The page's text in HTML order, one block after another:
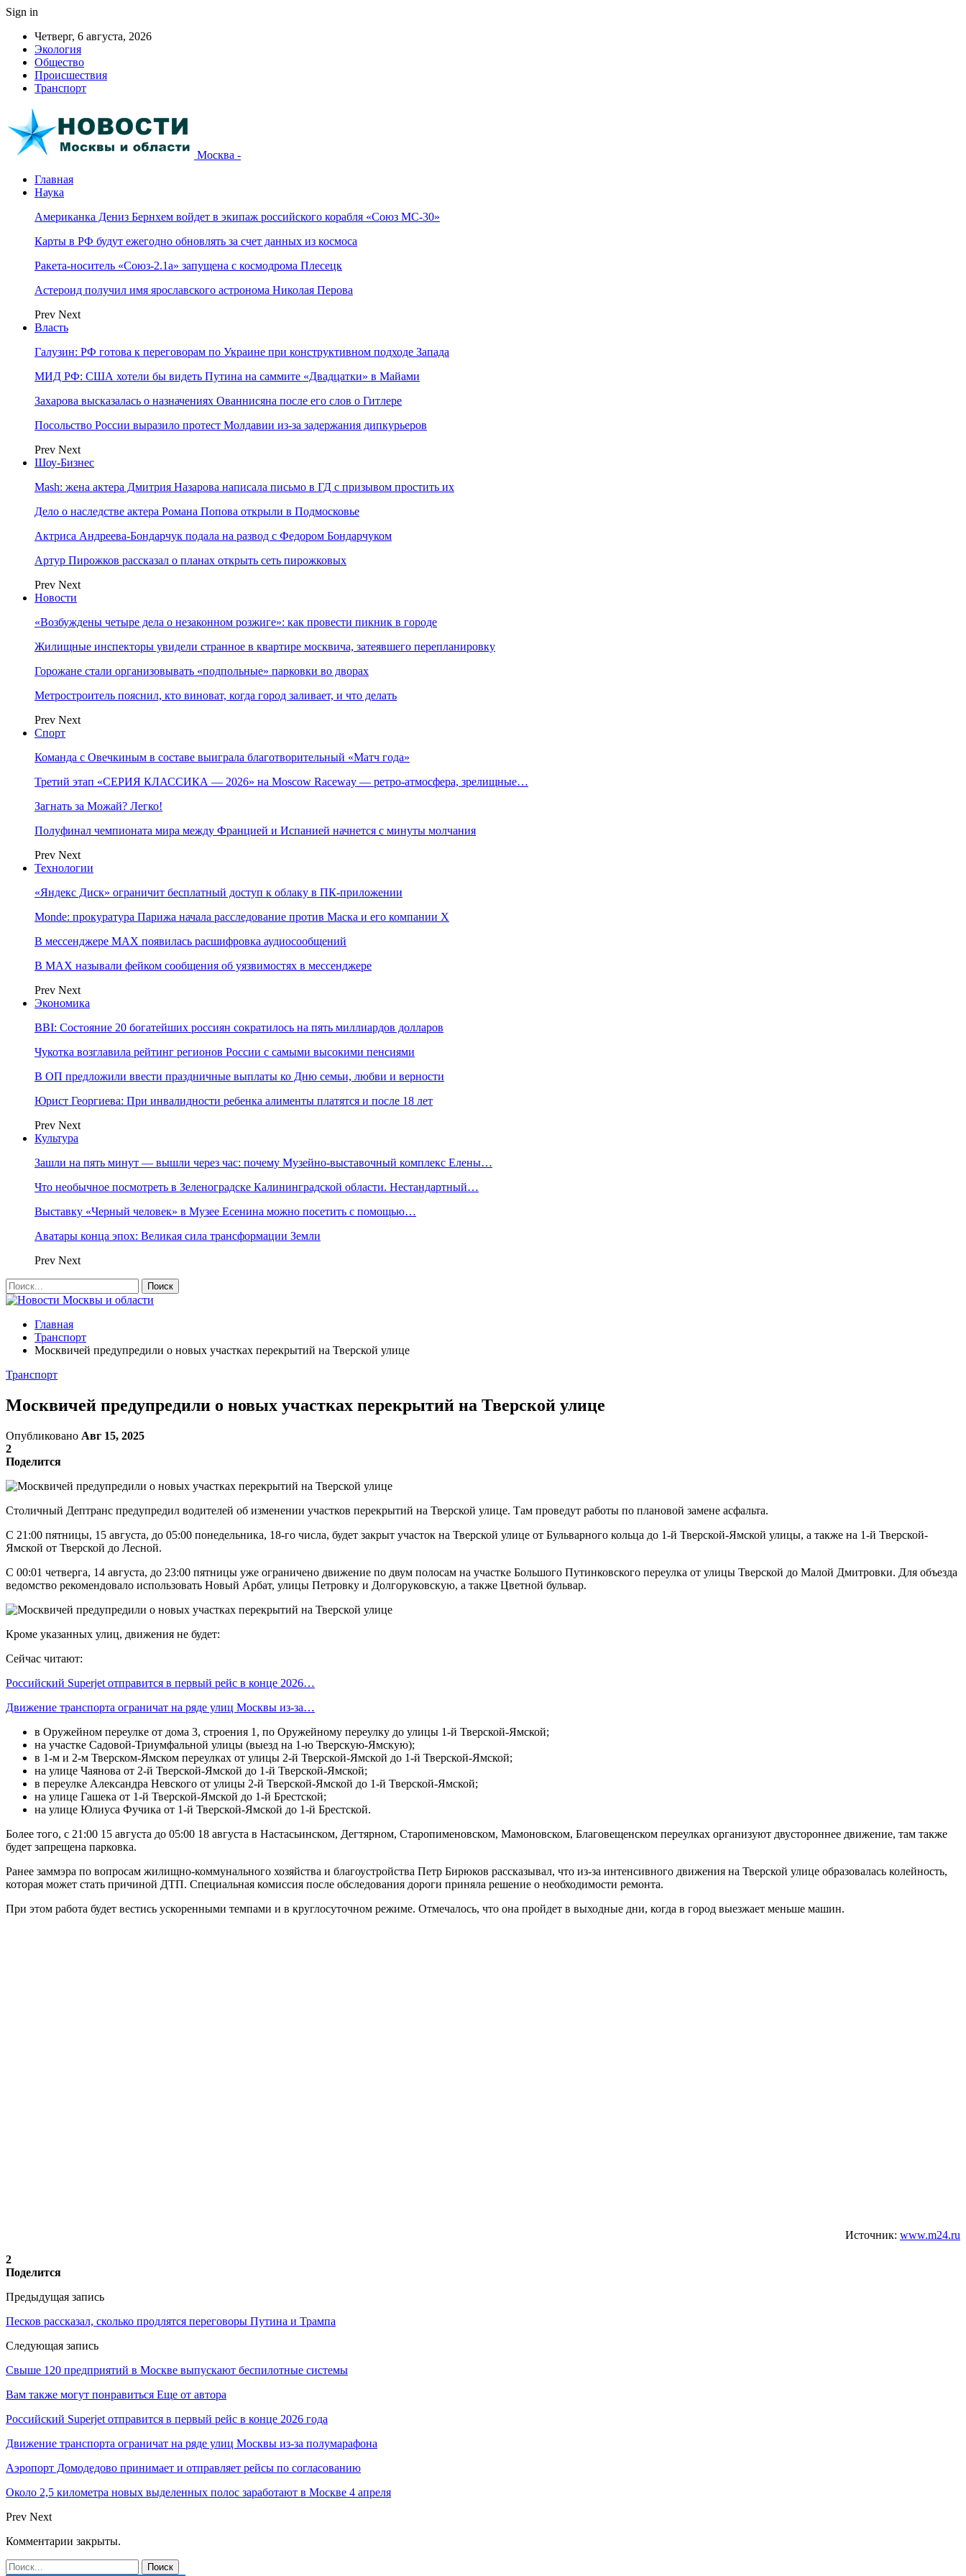
Sign in
Четверг, 6 августа, 2026
Экология
Общество
Происшествия
Транспорт
Москва -
Главная
Наука
Американка Дениз Бернхем войдет в экипаж российского корабля «Союз МС-30»
Карты в РФ будут ежегодно обновлять за счет данных из космоса
Ракета-носитель «Союз-2.1а» запущена с космодрома Плесецк
Астероид получил имя ярославского астронома Николая Перова
Prev Next
Власть
Галузин: РФ готова к переговорам по Украине при конструктивном подходе Запада
МИД РФ: США хотели бы видеть Путина на саммите «Двадцатки» в Майами
Захарова высказалась о назначениях Ованнисяна после его слов о Гитлере
Посольство России выразило протест Молдавии из-за задержания дипкурьеров
Prev Next
Шоу-Бизнес
Mash: жена актера Дмитрия Назарова написала письмо в ГД с призывом простить их
Дело о наследстве актера Романа Попова открыли в Подмосковье
Актриса Андреева-Бондарчук подала на развод с Федором Бондарчуком
Артур Пирожков рассказал о планах открыть сеть пирожковых
Prev Next
Новости
«Возбуждены четыре дела о незаконном розжиге»: как провести пикник в городе
Жилищные инспекторы увидели странное в квартире москвича, затеявшего перепланировку
Горожане стали организовывать «подпольные» парковки во дворах
Метростроитель пояснил, кто виноват, когда город заливает, и что делать
Prev Next
Спорт
Команда с Овечкиным в составе выиграла благотворительный «Матч года»
Третий этап «СЕРИЯ КЛАССИКА — 2026» на Moscow Raceway — ретро‑атмосфера, зрелищные…
Загнать за Можай? Легко!
Полуфинал чемпионата мира между Францией и Испанией начнется с минуты молчания
Prev Next
Технологии
«Яндекс Диск» ограничит бесплатный доступ к облаку в ПК-приложении
Monde: прокуратура Парижа начала расследование против Маска и его компании X
В мессенджере MAX появилась расшифровка аудиосообщений
В МAX называли фейком сообщения об уязвимостях в мессенджере
Prev Next
Экономика
BBI: Состояние 20 богатейших россиян сократилось на пять миллиардов долларов
Чукотка возглавила рейтинг регионов России с самыми высокими пенсиями
В ОП предложили ввести праздничные выплаты ко Дню семьи, любви и верности
Юрист Георгиева: При инвалидности ребенка алименты платятся и после 18 лет
Prev Next
Культура
Зашли на пять минут — вышли через час: почему Музейно-выставочный комплекс Елены…
Что необычное посмотреть в Зеленоградске Калининградской области. Нестандартный…
Выставку «Черный человек» в Музее Есенина можно посетить с помощью…
Аватары конца эпох: Великая сила трансформации Земли
Prev Next
Главная
Транспорт
Москвичей предупредили о новых участках перекрытий на Тверской улице
Транспорт
Москвичей предупредили о новых участках перекрытий на Тверской улице
Опубликовано Авг 15, 2025
2
Поделится
Столичный Дептранс предупредил водителей об изменении участков перекрытий на Тверской улице. Там проведут работы по плановой замене асфальта.
С 21:00 пятницы, 15 августа, до 05:00 понедельника, 18-го числа, будет закрыт участок на Тверской улице от Бульварного кольца до 1-й Тверской-Ямской улицы, а также на 1-й Тверской-
Ямской от Тверской до Лесной.
С 00:01 четверга, 14 августа, до 23:00 пятницы уже ограничено движение по двум полосам на участке Большого Путинковского переулка от улицы Тверской до Малой Дмитровки. Для объезда
ведомство рекомендовало использовать Новый Арбат, улицы Петровку и Долгоруковскую, а также Цветной бульвар.
Кроме указанных улиц, движения не будет:
Сейчас читают:
Российский Superjet отправится в первый рейс в конце 2026…
Движение транспорта ограничат на ряде улиц Москвы из-за…
в Оружейном переулке от дома 3, строения 1, по Оружейному переулку до улицы 1-й Тверской-Ямской;
на участке Садовой-Триумфальной улицы (выезд на 1-ю Тверскую-Ямскую);
в 1-м и 2-м Тверском-Ямском переулках от улицы 2-й Тверской-Ямской до 1-й Тверской-Ямской;
на улице Чаянова от 2-й Тверской-Ямской до 1-й Тверской-Ямской;
в переулке Александра Невского от улицы 2-й Тверской-Ямской до 1-й Тверской-Ямской;
на улице Гашека от 1-й Тверской-Ямской до 1-й Брестской;
на улице Юлиуса Фучика от 1-й Тверской-Ямской до 1-й Брестской.
Более того, с 21:00 15 августа до 05:00 18 августа в Настасьинском, Дегтярном, Старопименовском, Мамоновском, Благовещенском переулках организуют двустороннее движение, там также
будет запрещена парковка.
Ранее заммэра по вопросам жилищно-коммунального хозяйства и благоустройства Петр Бирюков рассказывал, что из-за интенсивного движения на Тверской улице образовалась колейность,
которая может стать причиной ДТП. Специальная комиссия после обследования дороги приняла решение о необходимости ремонта.
При этом работа будет вестись ускоренными темпами и в круглосуточном режиме. Отмечалось, что она пройдет в выходные дни, когда в город выезжает меньше машин.
Источник: www.m24.ru
2
Поделится
Предыдущая запись
Песков рассказал, сколько продлятся переговоры Путина и Трампа
Следующая запись
Свыше 120 предприятий в Москве выпускают беспилотные системы
Вам также могут понравиться Еще от автора
Российский Superjet отправится в первый рейс в конце 2026 года
Движение транспорта ограничат на ряде улиц Москвы из-за полумарафона
Аэропорт Домодедово принимает и отправляет рейсы по согласованию
Около 2,5 километра новых выделенных полос заработают в Москве 4 апреля
Prev Next
Комментарии закрыты.